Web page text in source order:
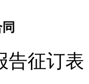
告征订表